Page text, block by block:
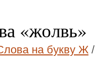
«жолвь»
на букву Ж /